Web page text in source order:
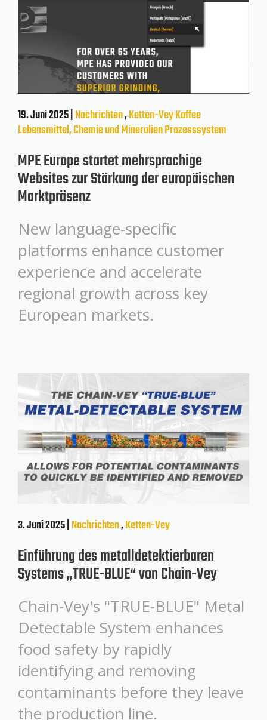
19. Juni 2025 |Nachrichten,Ketten-VeyKaffee
Lebensmittel, Chemie und MineralienProzesssystem
MPE Europe startet mehrsprachige
Websites zur Stärkung der europäischen
Marktpräsenz
New language-specific
platforms enhance customer
experience and accelerate
regional growth across key
European markets.
3. Juni 2025 |Nachrichten,Ketten-Vey
Einführung des metalldetektierbaren
Systems „TRUE-BLUE“ von Chain-Vey
Chain-Vey's "TRUE-BLUE" Metal
Detectable System enhances
food safety by rapidly
identifying and removing
contaminants before they leave
the production line.